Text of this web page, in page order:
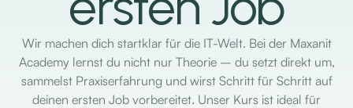
Wir machen dich startklar für die IT-Welt. Bei der Maxanit
Academy lernst du nicht nur Theorie – du setzt direkt um,
sammelst Praxiserfahrung und wirst Schritt für Schritt auf
deinen ersten Job vorbereitet. Unser Kurs ist ideal für